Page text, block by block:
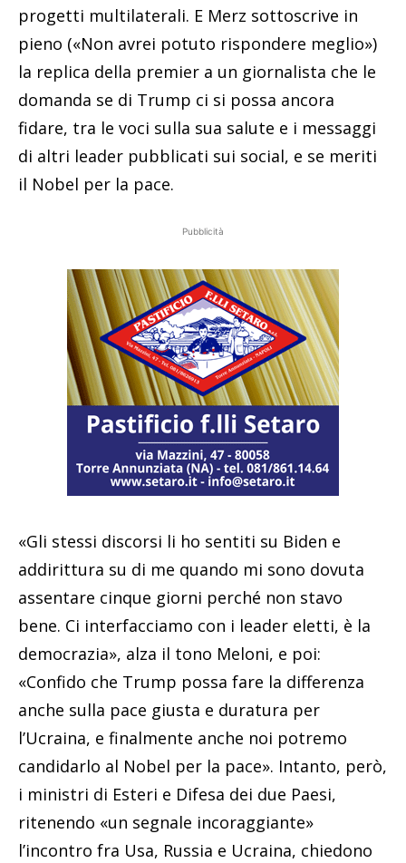
progetti multilaterali. E Merz sottoscrive in
pieno («Non avrei potuto rispondere meglio»)
la replica della premier a un giornalista che le
domanda se di Trump ci si possa ancora
fidare, tra le voci sulla sua salute e i messaggi
di altri leader pubblicati sui social, e se meriti
il Nobel per la pace.
Pubblicità
«Gli stessi discorsi li ho sentiti su Biden e
addirittura su di me quando mi sono dovuta
assentare cinque giorni perché non stavo
bene. Ci interfacciamo con i leader eletti, è la
democrazia», alza il tono Meloni, e poi:
«Confido che Trump possa fare la differenza
anche sulla pace giusta e duratura per
l’Ucraina, e finalmente anche noi potremo
candidarlo al Nobel per la pace». Intanto, però,
i ministri di Esteri e Difesa dei due Paesi,
ritenendo «un segnale incoraggiante»
l’incontro fra Usa, Russia e Ucraina, chiedono